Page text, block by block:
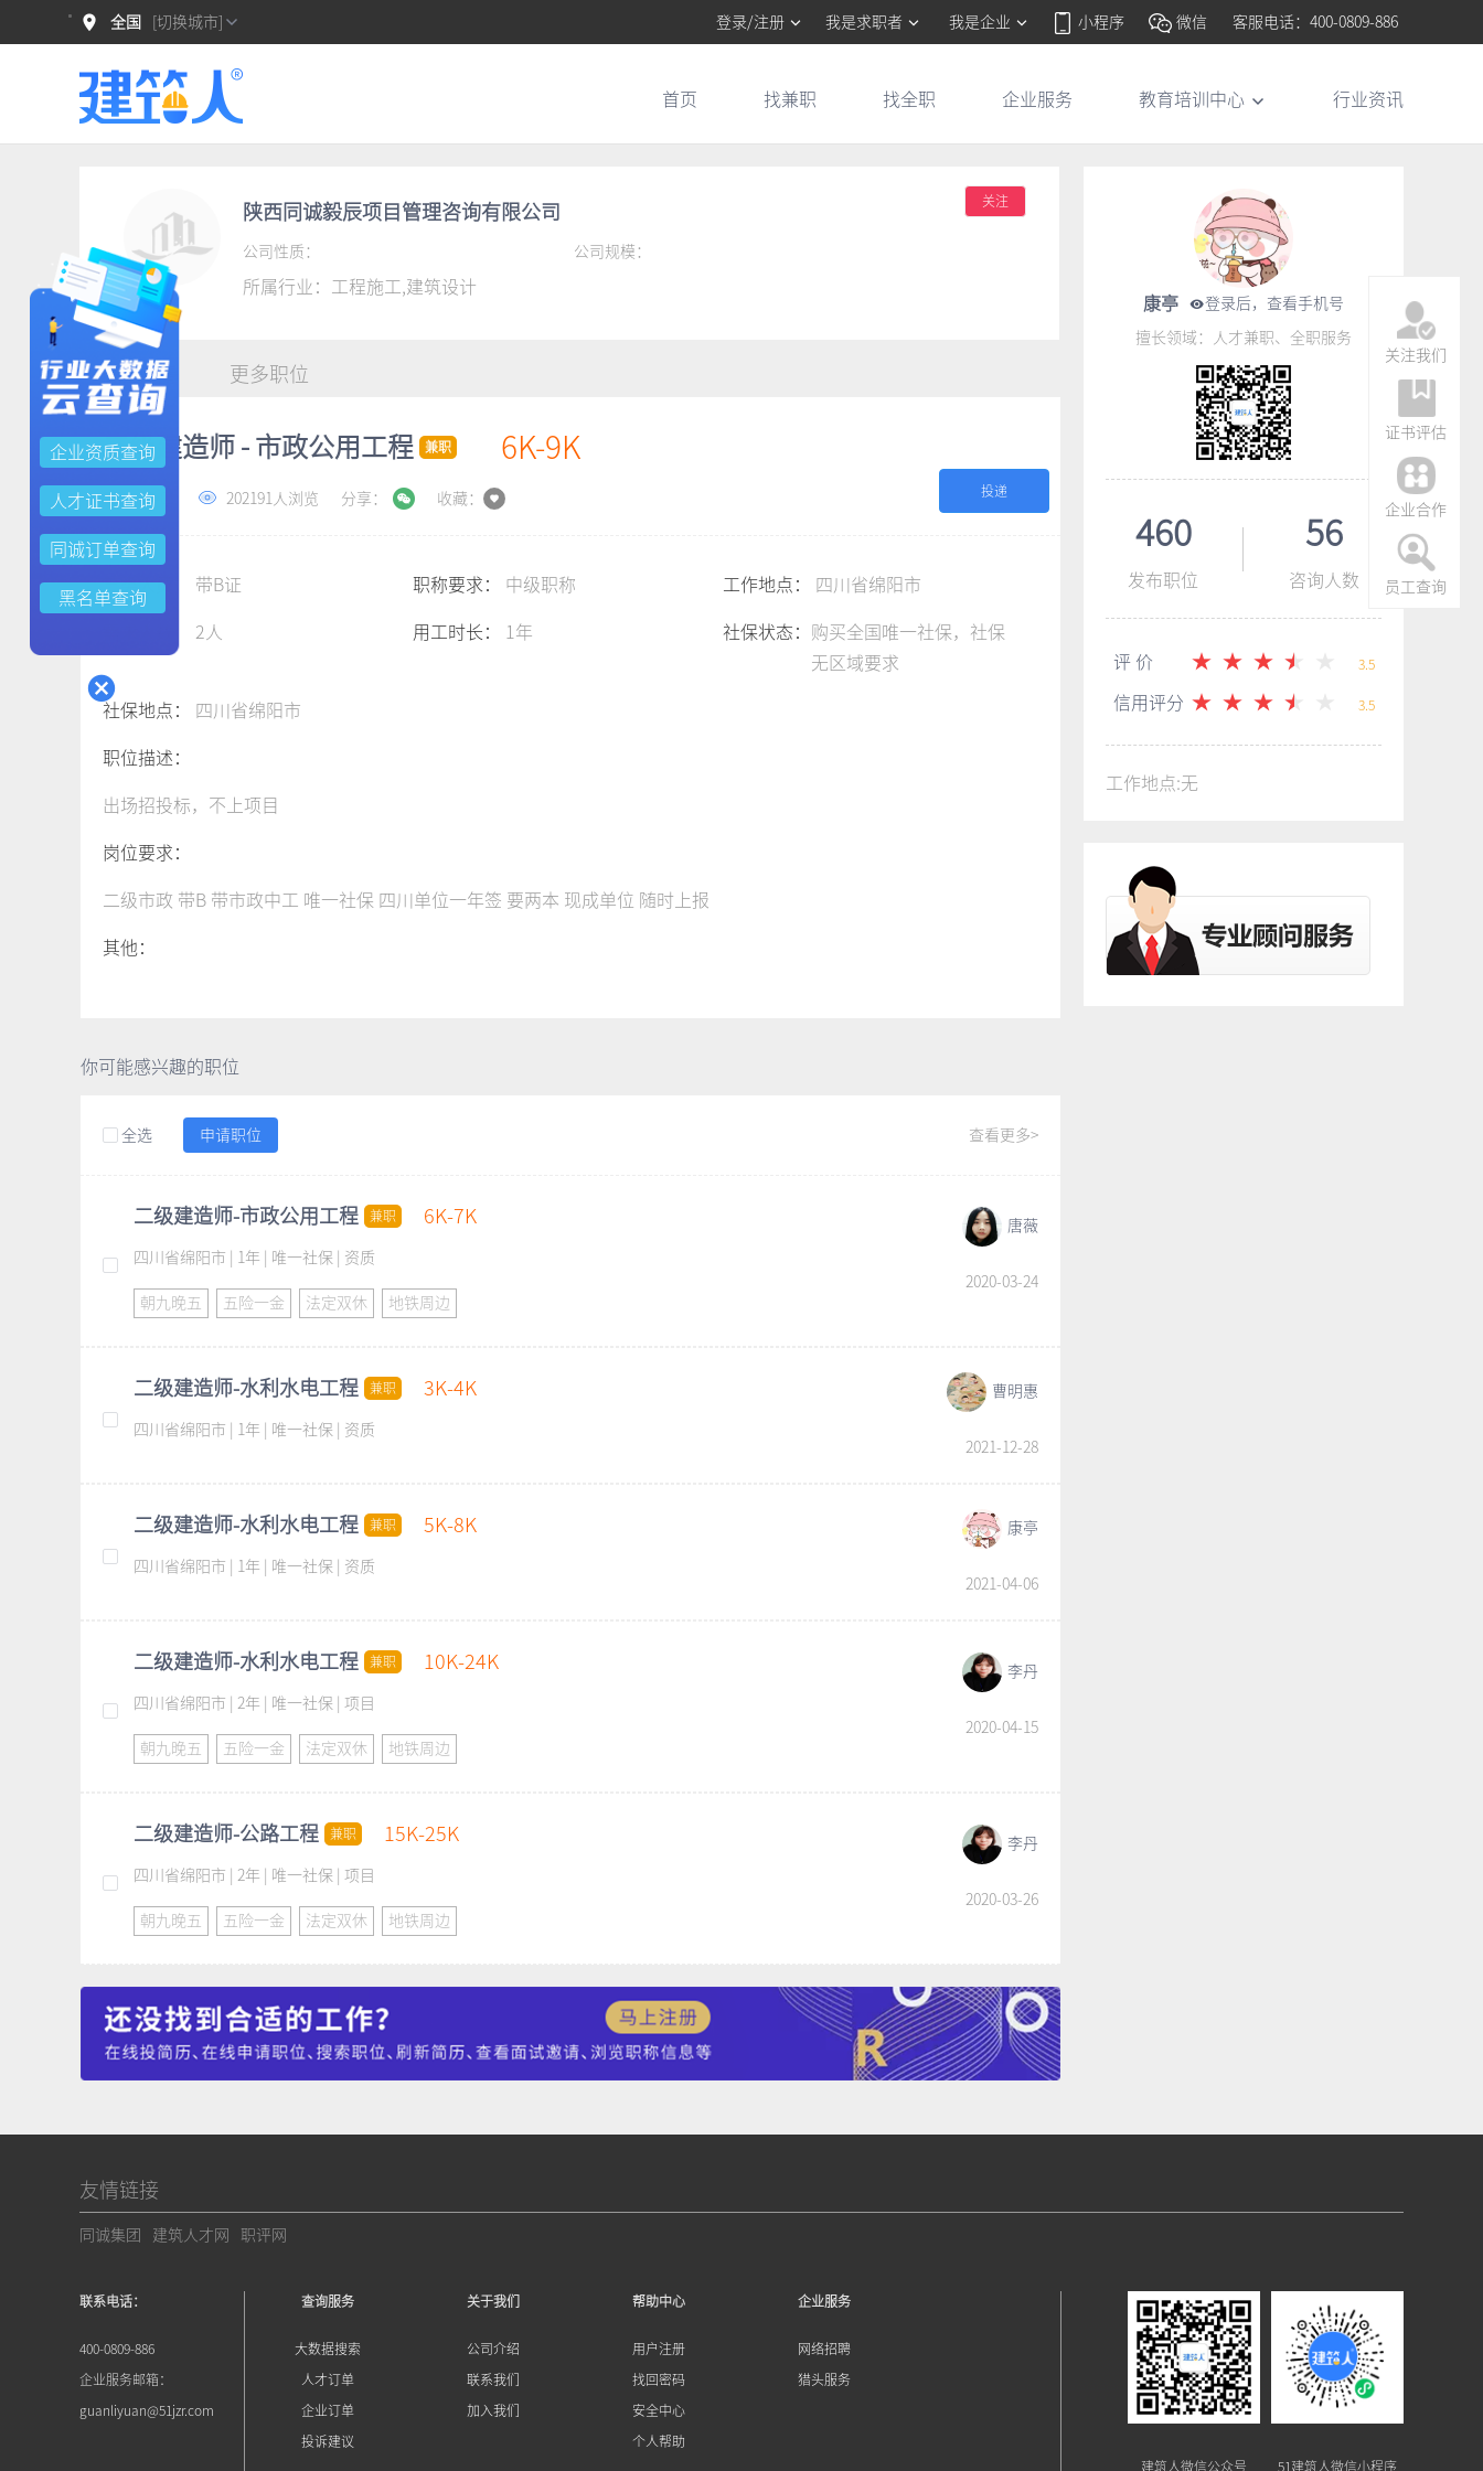
全国 [切换城市] 登录/注册 我是求职者 我是企业 小程序 微信 客服电话：400-0809-886
首页 找兼职 找全职 企业服务 教育培训中心 行业资讯
关注
陕西同诚毅辰项目管理咨询有限公司
公司性质： 公司规模：
所属行业： 工程施工,建筑设计
职位详情 更多职位
二级建造师 - 市政公用工程 兼职 6K-9K
2022-03-01 202191人浏览 分享： 收藏： 投递
三类人员： 带B证 职称要求： 中级职称 工作地点： 四川省绵阳市
2人 用工时长： 1年 社保状态： 购买全国唯一社保，社保
无区域要求
社保地点： 四川省绵阳市
职位描述：
出场招投标，不上项目
岗位要求：
二级市政 带B 带市政中工 唯一社保 四川单位一年签 要两本 现成单位 随时上报
其他：
你可能感兴趣的职位
全选 申请职位 查看更多>
二级建造师-市政公用工程 兼职 6K-7K
四川省绵阳市 | 1年 | 唯一社保 | 资质
朝九晚五 五险一金 法定双休 地铁周边
唐薇
2020-03-24
二级建造师-水利水电工程 兼职 3K-4K
四川省绵阳市 | 1年 | 唯一社保 | 资质
曹明惠
2021-12-28
二级建造师-水利水电工程 兼职 5K-8K
四川省绵阳市 | 1年 | 唯一社保 | 资质
康亭
2021-04-06
二级建造师-水利水电工程 兼职 10K-24K
四川省绵阳市 | 2年 | 唯一社保 | 项目
朝九晚五 五险一金 法定双休 地铁周边
李丹
2020-04-15
二级建造师-公路工程 兼职 15K-25K
四川省绵阳市 | 2年 | 唯一社保 | 项目
朝九晚五 五险一金 法定双休 地铁周边
李丹
2020-03-26
康亭 登录后，查看手机号
擅长领域：人才兼职、全职服务
460
发布职位
56
咨询人数
评 价 3.5
信用评分 3.5
工作地点:无
友情链接
同诚集团 建筑人才网 职评网
联系电话：
400-0809-886
企业服务邮箱：
guanliyuan@51jzr.com
查询服务
大数据搜索
人才订单
企业订单
投诉建议
关于我们
公司介绍
联系我们
加入我们
帮助中心
用户注册
找回密码
安全中心
个人帮助
企业服务
网络招聘
猎头服务
建筑人微信公众号 51建筑人微信小程序
关注我们
证书评估
企业合作
员工查询
企业资质查询
人才证书查询
同诚订单查询
黑名单查询